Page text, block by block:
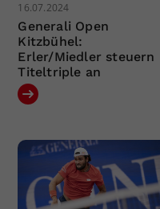
16.07.2024
Generali Open
Kitzbühel:
Erler/Miedler steuern
Titeltriple an